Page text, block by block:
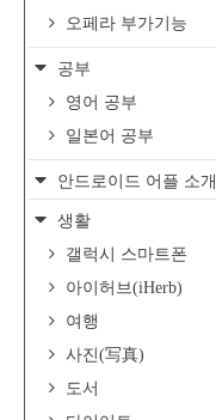
오페라 부가기능
공부
영어 공부
일본어 공부
안드로이드 어플 소개
생활
갤럭시 스마트폰
아이허브(iHerb)
여행
사진(写真)
도서